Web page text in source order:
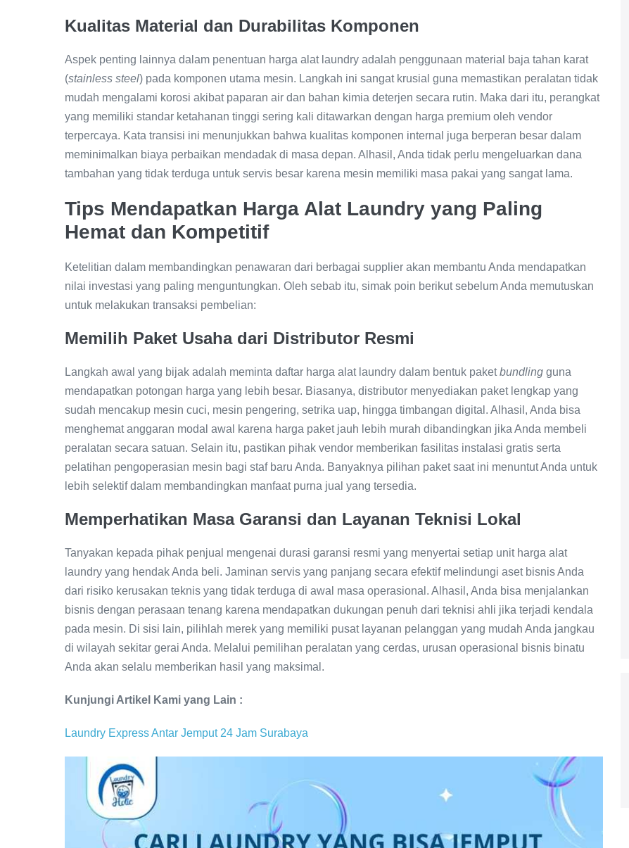
Kualitas Material dan Durabilitas Komponen
Aspek penting lainnya dalam penentuan harga alat laundry adalah penggunaan material baja tahan karat
(stainless steel) pada komponen utama mesin. Langkah ini sangat krusial guna memastikan peralatan tidak
mudah mengalami korosi akibat paparan air dan bahan kimia deterjen secara rutin. Maka dari itu, perangkat
yang memiliki standar ketahanan tinggi sering kali ditawarkan dengan harga premium oleh vendor
terpercaya. Kata transisi ini menunjukkan bahwa kualitas komponen internal juga berperan besar dalam
meminimalkan biaya perbaikan mendadak di masa depan. Alhasil, Anda tidak perlu mengeluarkan dana
tambahan yang tidak terduga untuk servis besar karena mesin memiliki masa pakai yang sangat lama.
Tips Mendapatkan Harga Alat Laundry yang Paling
Hemat dan Kompetitif
Ketelitian dalam membandingkan penawaran dari berbagai supplier akan membantu Anda mendapatkan
nilai investasi yang paling menguntungkan. Oleh sebab itu, simak poin berikut sebelum Anda memutuskan
untuk melakukan transaksi pembelian:
Memilih Paket Usaha dari Distributor Resmi
Langkah awal yang bijak adalah meminta daftar harga alat laundry dalam bentuk paketbundling guna
mendapatkan potongan harga yang lebih besar. Biasanya, distributor menyediakan paket lengkap yang
sudah mencakup mesin cuci, mesin pengering, setrika uap, hingga timbangan digital. Alhasil, Anda bisa
menghemat anggaran modal awal karena harga paket jauh lebih murah dibandingkan jika Anda membeli
peralatan secara satuan. Selain itu, pastikan pihak vendor memberikan fasilitas instalasi gratis serta
pelatihan pengoperasian mesin bagi staf baru Anda. Banyaknya pilihan paket saat ini menuntut Anda untuk
lebih selektif dalam membandingkan manfaat purna jual yang tersedia.
Memperhatikan Masa Garansi dan Layanan Teknisi Lokal
Tanyakan kepada pihak penjual mengenai durasi garansi resmi yang menyertai setiap unit harga alat
laundry yang hendak Anda beli. Jaminan servis yang panjang secara efektif melindungi aset bisnis Anda
dari risiko kerusakan teknis yang tidak terduga di awal masa operasional. Alhasil, Anda bisa menjalankan
bisnis dengan perasaan tenang karena mendapatkan dukungan penuh dari teknisi ahli jika terjadi kendala
pada mesin. Di sisi lain, pilihlah merek yang memiliki pusat layanan pelanggan yang mudah Anda jangkau
di wilayah sekitar gerai Anda. Melalui pemilihan peralatan yang cerdas, urusan operasional bisnis binatu
Anda akan selalu memberikan hasil yang maksimal.
Kunjungi Artikel Kami yang Lain :
Laundry Express Antar Jemput 24 Jam Surabaya